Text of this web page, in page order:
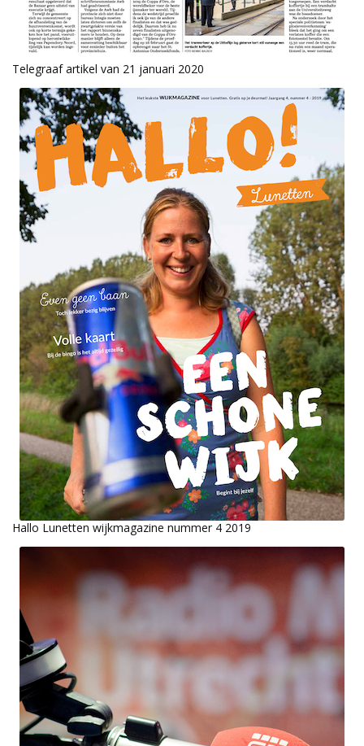
Telegraaf artikel van 21 januari 2020
Hallo Lunetten wijkmagazine nummer 4 2019